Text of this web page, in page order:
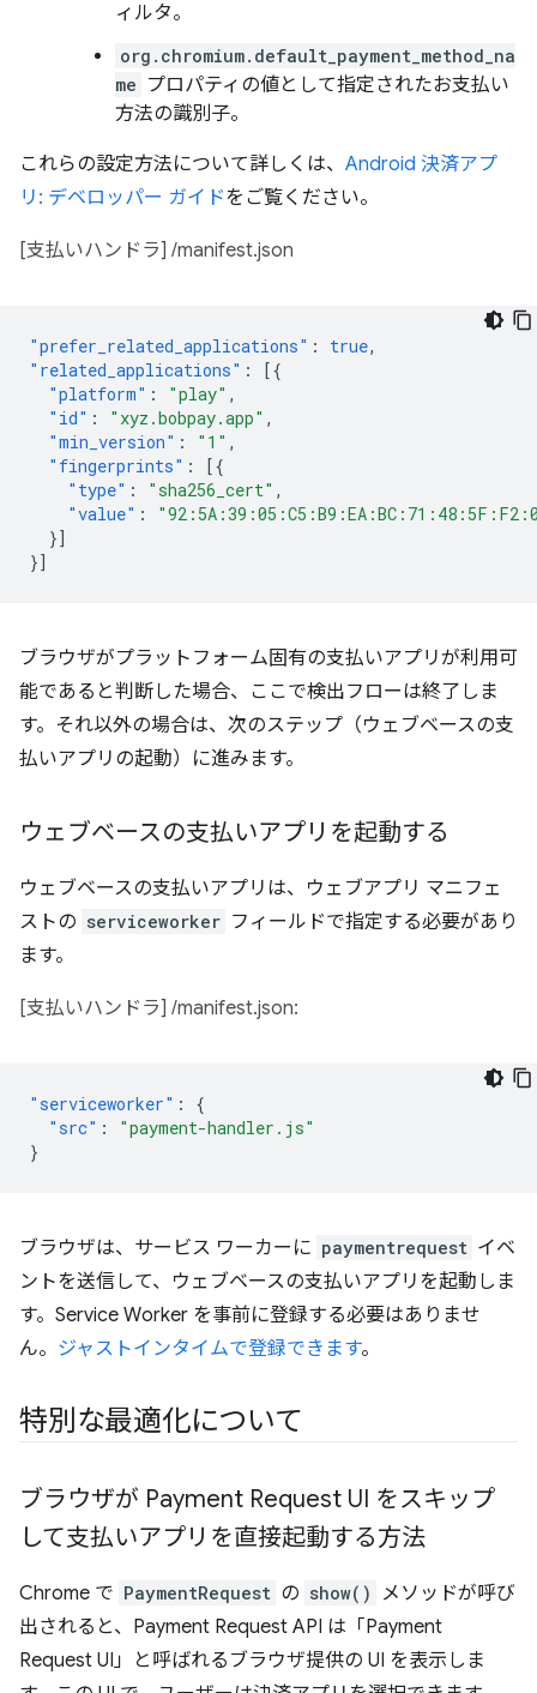
ィルタ。
org.chromium.default_payment_method_na
me プロパティの値として指定されたお支払い
方法の識別子。
これらの設定方法について詳しくは、 Android 決済アプ
リ: デベロッパー ガイドをご覧ください。
[支払いハンドラ] /manifest.json
"prefer_related_applications" : true,
"related_applications" :
[{
"platform" : "play" ,
"id" : "xyz.bobpay.app" ,
"min_version" : "1" ,
"fingerprints" :
[{
"type" : "sha256_cert" ,
"value" :
}]
}]
ブラウザがプラットフォーム固有の支払いアプリが利用可
能であると判断した場合、ここで検出フローは終了しま
す。それ以外の場合は、次のステップ（ウェブベースの支
払いアプリの起動）に進みます。
ウェブベースの支払いアプリを起動する
ウェブベースの支払いアプリは、ウェブアプリ マニフェ
ストの serviceworker フィールドで指定する必要があり
ます。
[支払いハンドラ] /manifest.json:
"serviceworker" :
{
"src" :
"payment-handler.js"
}
ブラウザは、サービス ワーカーに paymentrequest イベ
ントを送信して、ウェブベースの支払いアプリを起動しま
す。Service Worker を事前に登録する必要はありませ
ん。 ジャストインタイムで登録できます。
特別な最適化について
ブラウザが Payment Request UI をスキップ
して支払いアプリを直接起動する方法
Chrome で PaymentRequest の show()
メソッドが呼び
出されると、Payment Request API は「Payment
Request UI」と呼ばれるブラウザ提供の UI を表示しま